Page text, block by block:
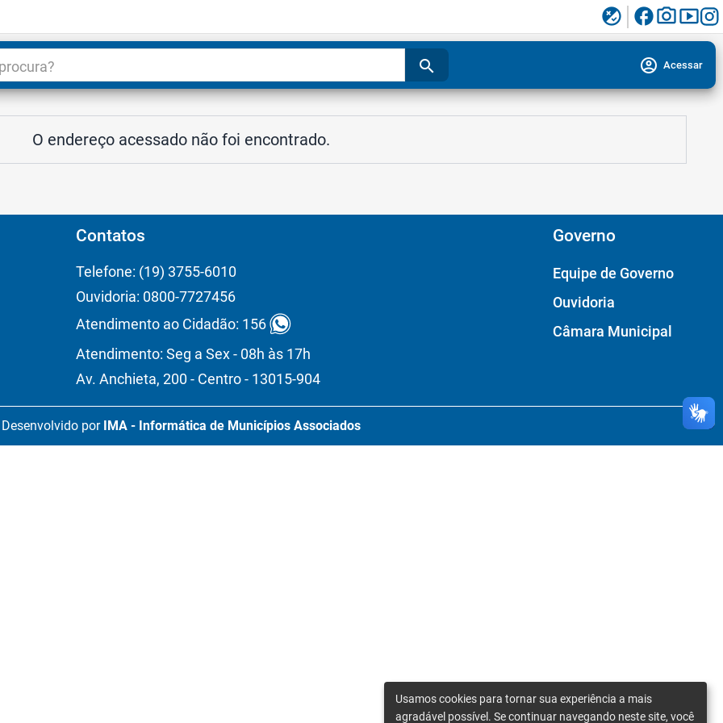
flaky facebookphoto_camerasmart_display
search account_circle Acessar
O endereço acessado não foi encontrado.
Contatos
Telefone: (19) 3755-6010
Ouvidoria: 0800-7727456
Atendimento ao Cidadão: 156
Atendimento: Seg a Sex - 08h às 17h
Av. Anchieta, 200 - Centro - 13015-904
Governo
Equipe de Governo
Ouvidoria
Câmara Municipal
Desenvolvido por IMA - Informática de Municípios Associados
Usamos cookies para tornar sua experiência a mais
agradável possível. Se continuar navegando neste site, você